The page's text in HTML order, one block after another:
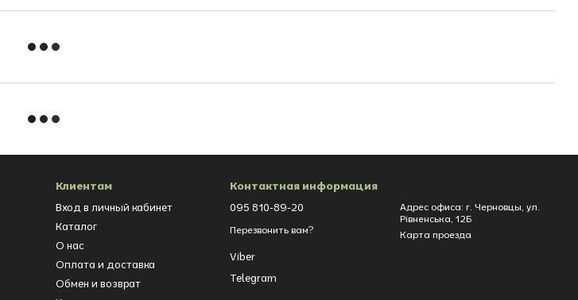
Клиентам
Вход в личный кабинет
Каталог
О нас
Оплата и доставка
Обмен и возврат
Контактная информация
095 810-89-20
Перезвонить вам?
Viber
Telegram
Адрес офиса: г. Черновцы, ул.
Рівненська, 12Б
Карта проезда